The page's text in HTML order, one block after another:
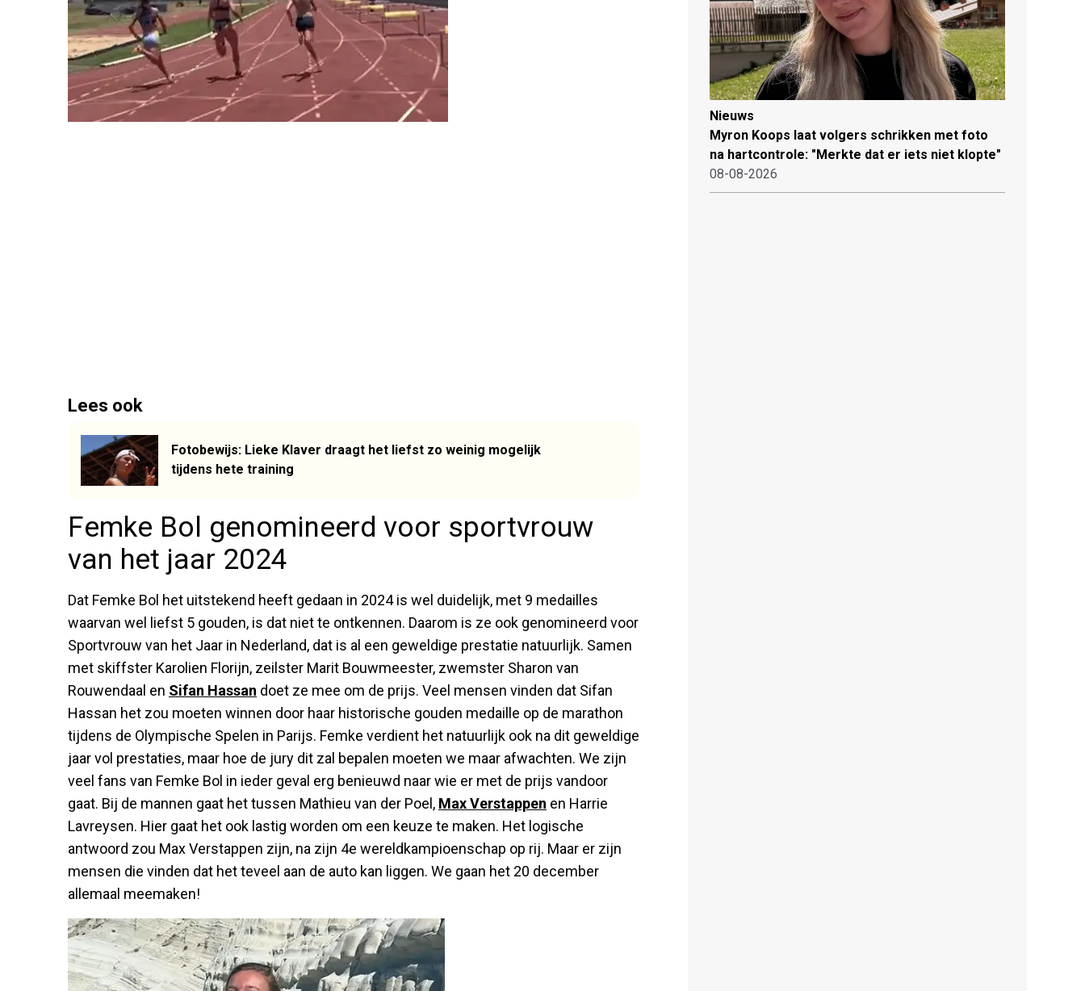
Lees ook
Fotobewijs: Lieke Klaver draagt het liefst zo weinig mogelijk
tijdens hete training
Femke Bol genomineerd voor sportvrouw
van het jaar 2024
Dat Femke Bol het uitstekend heeft gedaan in 2024 is wel duidelijk, met 9 medailles
waarvan wel liefst 5 gouden, is dat niet te ontkennen. Daarom is ze ook genomineerd voor
Sportvrouw van het Jaar in Nederland, dat is al een geweldige prestatie natuurlijk. Samen
met skiffster Karolien Florijn, zeilster Marit Bouwmeester, zwemster Sharon van
Rouwendaal en Sifan Hassan doet ze mee om de prijs. Veel mensen vinden dat Sifan
Hassan het zou moeten winnen door haar historische gouden medaille op de marathon
tijdens de Olympische Spelen in Parijs. Femke verdient het natuurlijk ook na dit geweldige
jaar vol prestaties, maar hoe de jury dit zal bepalen moeten we maar afwachten. We zijn
veel fans van Femke Bol in ieder geval erg benieuwd naar wie er met de prijs vandoor
gaat. Bij de mannen gaat het tussen Mathieu van der Poel, Max Verstappen en Harrie
Lavreysen. Hier gaat het ook lastig worden om een keuze te maken. Het logische
antwoord zou Max Verstappen zijn, na zijn 4e wereldkampioenschap op rij. Maar er zijn
mensen die vinden dat het teveel aan de auto kan liggen. We gaan het 20 december
allemaal meemaken!
Nieuws
Myron Koops laat volgers schrikken met foto
na hartcontrole: "Merkte dat er iets niet klopte"
08-08-2026